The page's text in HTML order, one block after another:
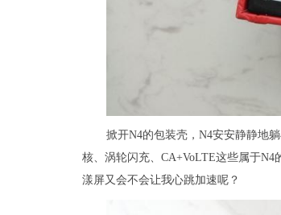
掀开N4的包装壳，N4安安静静地
核、涡轮闪充、CA+VoLTE这些属于
漾屏又会不会让我心跳加速呢？